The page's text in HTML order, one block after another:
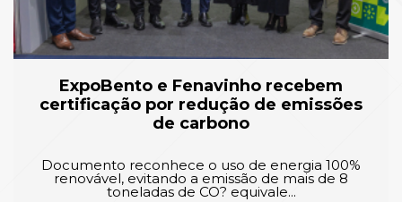
ExpoBento e Fenavinho recebem
certificação por redução de emissões
de carbono
Documento reconhece o uso de energia 100%
renovável, evitando a emissão de mais de 8
toneladas de CO? equivale...